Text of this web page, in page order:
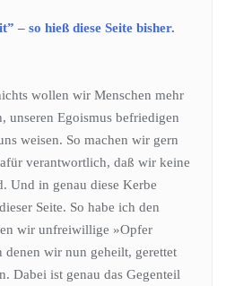
– so hieß diese Seite bisher.
wollen wir Menschen mehr
unseren Egoismus befriedigen
weisen. So machen wir gern
verantwortlich, daß wir keine
Und in genau diese Kerbe
Seite. So habe ich den
wir unfreiwillige »Opfer
denen wir nun geheilt, gerettet
Dabei ist genau das Gegenteil